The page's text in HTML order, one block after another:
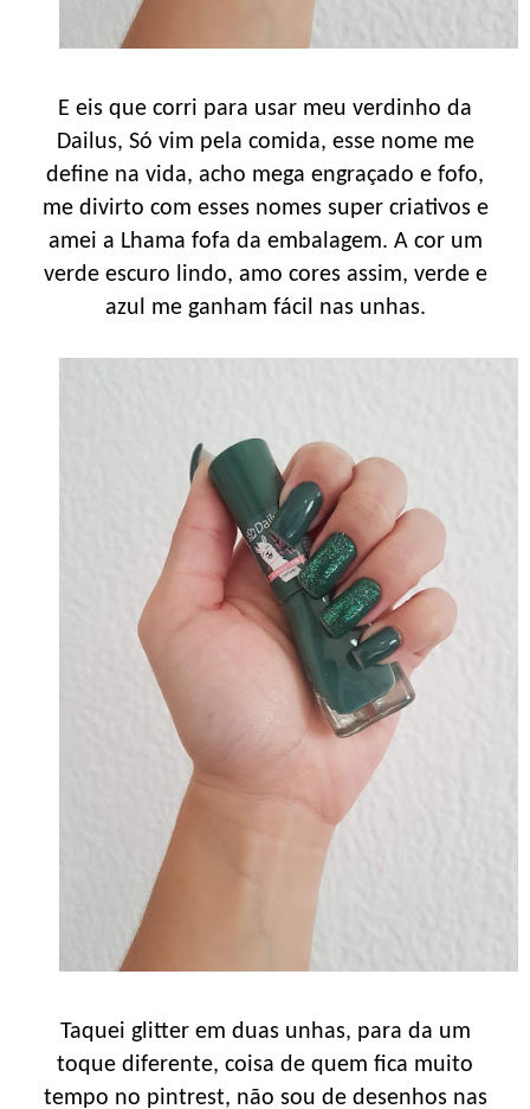
E eis que corri para usar meu verdinho da
Dailus, Só vim pela comida, esse nome me
define na vida, acho mega engraçado e fofo,
me divirto com esses nomes super criativos e
amei a Lhama fofa da embalagem. A cor um
verde escuro lindo, amo cores assim, verde e
azul me ganham fácil nas unhas.
Taquei glitter em duas unhas, para da um
toque diferente, coisa de quem fica muito
tempo no pintrest, não sou de desenhos nas